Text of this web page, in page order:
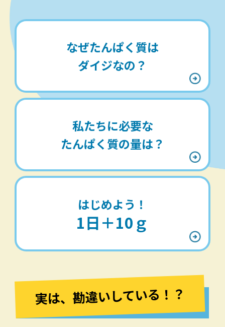
なぜたんぱく質は
ダイジなの？
私たちに必要な
たんぱく質の量は？
はじめよう！
1日＋10ｇ
実は、勘違いしている！？